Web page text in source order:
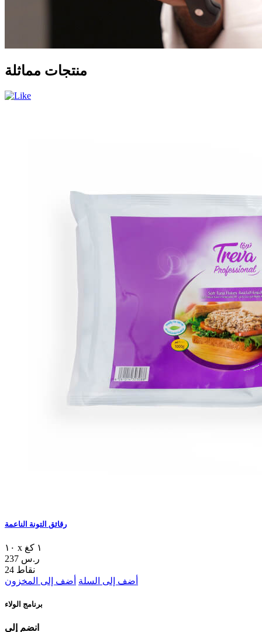
منتجات مماثلة
رقائق التونة الناعمة
١٠ x ١ كغ
237 ر.س
24 نقاط
أضف إلى السلة أضف إلى المخزون
برنامج الولاء
انضم إلى